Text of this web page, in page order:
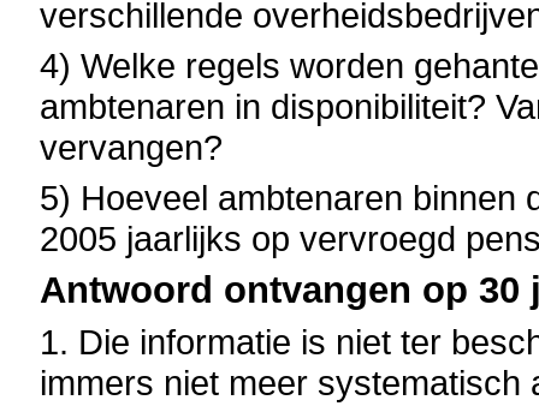
verschillende
4) Welke regels worden
ambtenaren in disponibiliteit?
vervangen?
5) Hoeveel ambtenaren binnen
2005 jaarlijks op vervroegd
Antwoord ontvangen op 30
1. Die informatie is niet ter
immers niet meer systematisch